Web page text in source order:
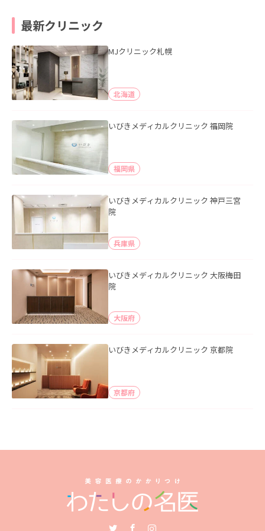
最新クリニック
MJクリニック札幌
北海道
いびきメディカルクリニック 福岡院
福岡県
いびきメディカルクリニック 神戸三宮
院
兵庫県
いびきメディカルクリニック 大阪梅田
院
大阪府
いびきメディカルクリニック 京都院
京都府